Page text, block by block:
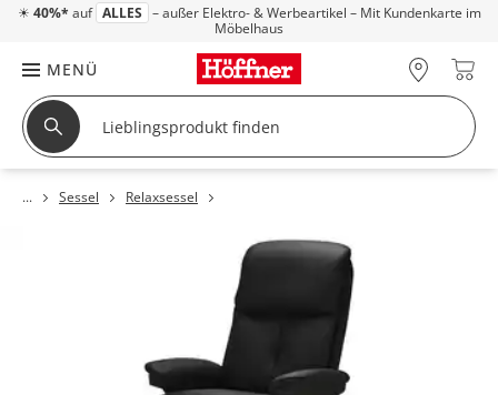
☀ 40%* auf ALLES – außer Elektro- & Werbeartikel – Mit Kundenkarte im
Möbelhaus
MENÜ
Sessel Relaxsessel